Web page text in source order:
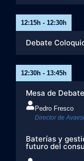
12:15h - 12:30h
Debate
12:30h - 13:45h
Mesa de Debate
Pedro Fresco​
Director de
Baterías y
futuro del